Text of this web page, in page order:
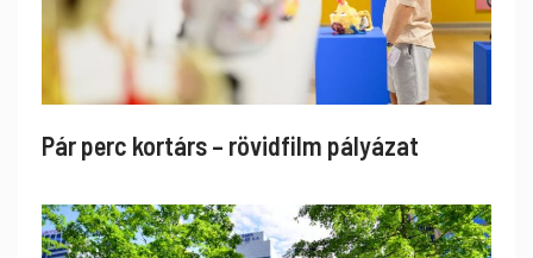
Pár perc kortárs – rövidfilm pályázat